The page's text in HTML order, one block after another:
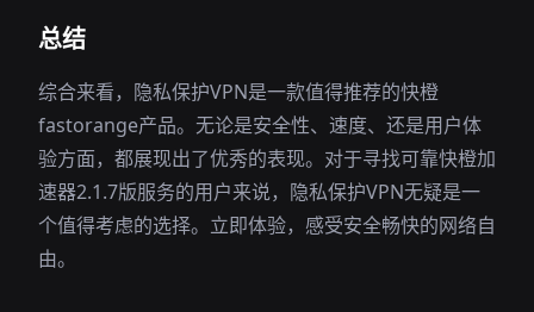
总结
综合来看，隐私保护VPN是一款值得推荐的快橙
fastorange产品。无论是安全性、速度、还是用户体
验方面，都展现出了优秀的表现。对于寻找可靠快橙加
速器2.1.7版服务的用户来说，隐私保护VPN无疑是一
个值得考虑的选择。立即体验，感受安全畅快的网络自
由。